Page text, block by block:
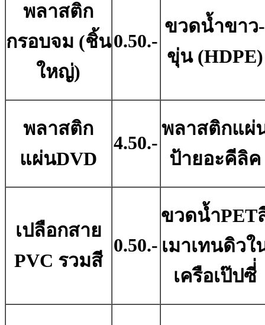
พลาสติก
กรอบจม (ชิ้น
ใหญ่)
0.50.-
ขวดน้ำขาว-
ขุ่น (HDPE)
พลาสติก
แผ่นDVD
4.50.-
พลาสติกแผ่
ป้ายอะคีลิค
เปลือกสาย
PVC รวมสี
0.50.-
ขวดน้ำPET
เมาเทนดิวใ
เครือเป๊ปซี่่